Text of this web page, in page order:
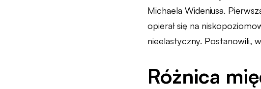
Michaela Wideniusa.
opierał się na
nieelastyczny. Postanowili,
Różnica